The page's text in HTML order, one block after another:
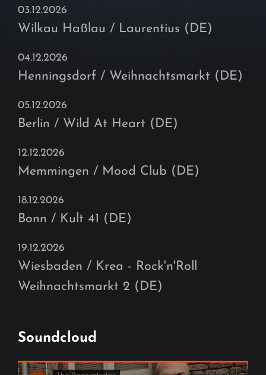
03.12.2026
Wilkau Haßlau / Laurentius (DE)
04.12.2026
Henningsdorf / Weihnachtsmarkt (DE)
05.12.2026
Berlin / Wild At Heart (DE)
12.12.2026
Memmingen / Mood Club (DE)
18.12.2026
Bonn / Kult 41 (DE)
19.12.2026
Wiesbaden / Krea - Rock'n'Roll
Weihnachtsmarkt 2 (DE)
Soundcloud